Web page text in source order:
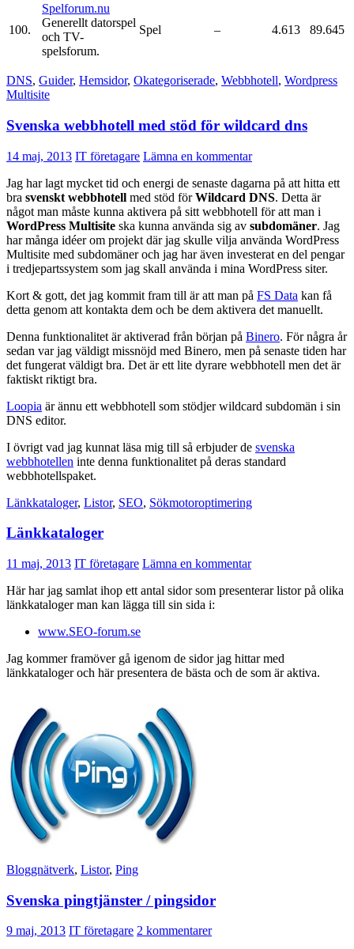
100.
Spelforum.nu
Generellt datorspel
och TV-
spelsforum.
Spel – 4.613 89.645
buy
steroids
australia
DNS, Guider, Hemsidor, Okategoriserade, Webbhotell, Wordpress
Multisite
Svenska webbhotell med stöd för wildcard dns
14 maj, 2013 IT företagare Lämna en kommentar
Jag har lagt mycket tid och energi de senaste dagarna på att hitta ett
bra svenskt webbhotell med stöd förWildcard DNS. Detta är
något man måste kunna aktivera på sitt webbhotell för att man i
WordPress Multisite ska kunna använda sig av subdomäner. Jag
har många idéer om projekt där jag skulle vilja använda WordPress
Multisite med subdomäner och jag har även investerat en del pengar
i tredjepartssystem som jag skall använda i mina WordPress siter.
Kort & gott, det jag kommit fram till är att man på FS Data kan få
detta genom att kontakta dem och be dem aktivera det manuellt.
Denna funktionalitet är aktiverad från början på Binero. För några år
sedan var jag väldigt missnöjd med Binero, men på senaste tiden har
det fungerat väldigt bra. Det är ett lite dyrare webbhotell men det är
faktiskt riktigt bra.
Loopia är ännu ett webbhotell som stödjer wildcard subdomän i sin
DNS editor.
I övrigt vad jag kunnat läsa mig till så erbjuder de svenska
webbhotellen inte denna funktionalitet på deras standard
webbhotellspaket.
Länkkataloger, Listor, SEO, Sökmotoroptimering
Länkkataloger
11 maj, 2013 IT företagare Lämna en kommentar
Här har jag samlat ihop ett antal sidor som presenterar listor på olika
länkkataloger man kan lägga till sin sida i:
www.SEO-forum.se
Jag kommer framöver gå igenom de sidor jag hittar med
länkkataloger och här presentera de bästa och de som är aktiva.
Bloggnätverk, Listor, Ping
Svenska pingtjänster / pingsidor
9 maj, 2013 IT företagare 2 kommentarer